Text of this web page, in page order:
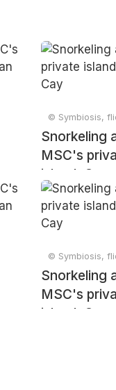
© Symbiosis,
Snorkeling
MSC's
island,
© Symbiosis,
Snorkeling
MSC's
island,